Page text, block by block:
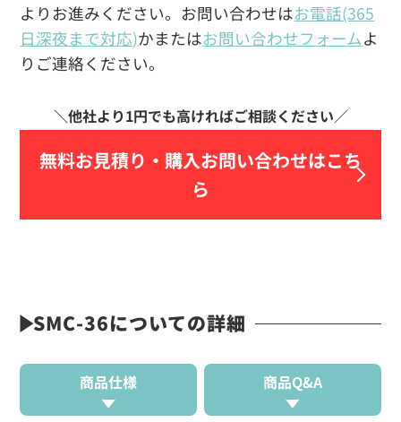
よりお進みください。お問い合わせはお電話(365
日深夜まで対応)かまたはお問い合わせフォームよ
りご連絡ください。
無料お見積り・ 購入お問い合わせはこち
ら
SMC-36についての詳細
商品仕様 商品Q&A